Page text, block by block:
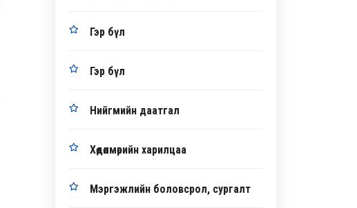
Гэр бүл
Гэр бүл
Нийгмийн даатгал
Хөдөлмөрийн харилцаа
Мэргэжлийн боловсрол, сургалт